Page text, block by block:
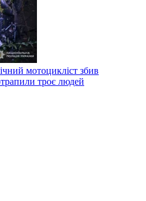
мотоцикліст збив
троє людей